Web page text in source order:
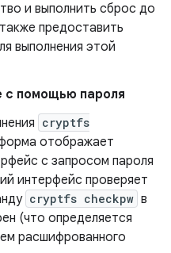
и выполнить сброс до
предоставить
выполнения этой
помощью пароля
cryptfs
отображает
с запросом пароля
интерфейс проверяет
cryptfs checkpw в
(что определяется
расшифрованного